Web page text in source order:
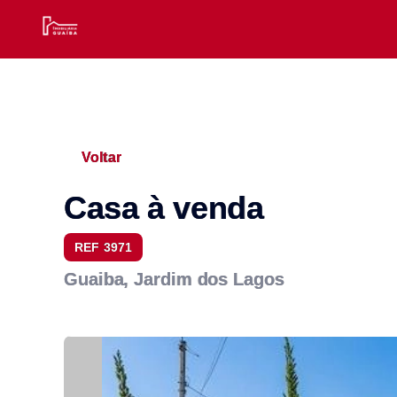
Voltar
Casa à venda
REF 3971
Guaiba, Jardim dos Lagos